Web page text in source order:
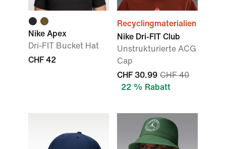
Nike Apex
Dri-FIT Bucket Hat
CHF 42
Recyclingmaterialien
Nike Dri-FIT Club
Unstrukturierte ACG
Cap
CHF 30.99 CHF 40
22 % Rabatt